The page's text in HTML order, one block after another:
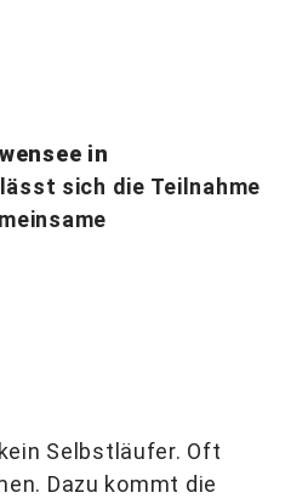
in
lässt sich die Teilnahme
Selbstläufer. Oft
Dazu kommt die